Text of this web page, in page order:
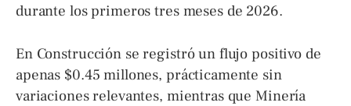
durante los primeros tres meses de 2026.
En Construcción se registró un flujo positivo de
apenas $0.45 millones, prácticamente sin
variaciones relevantes, mientras que Minería